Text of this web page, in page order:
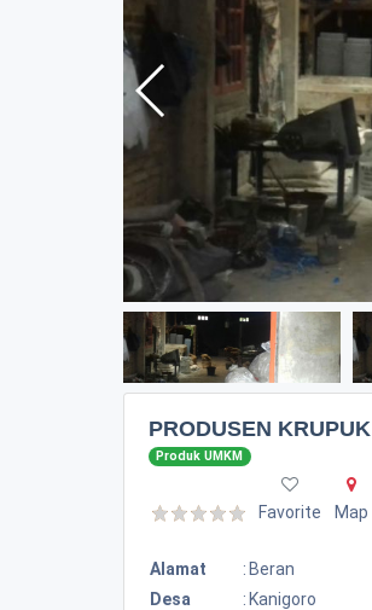
PRODUSEN KRUPUK
Produk UMKM
Favorite Map
Alamat : Beran
Desa
: Kanigoro